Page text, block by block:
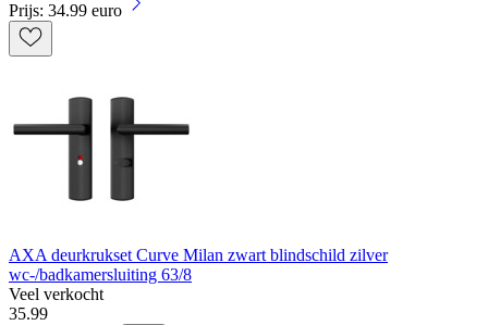
Prijs: 34.99 euro
AXA deurkrukset Curve Milan zwart blindschild zilver
wc-/badkamersluiting 63/8
Veel verkocht
35.99